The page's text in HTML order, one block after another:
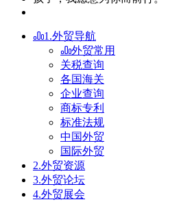
1.外贸导航
外贸常用
关税查询
各国海关
企业查询
商标专利
标准法规
中国外贸
国际外贸
2.外贸资源
3.外贸论坛
4.外贸展会